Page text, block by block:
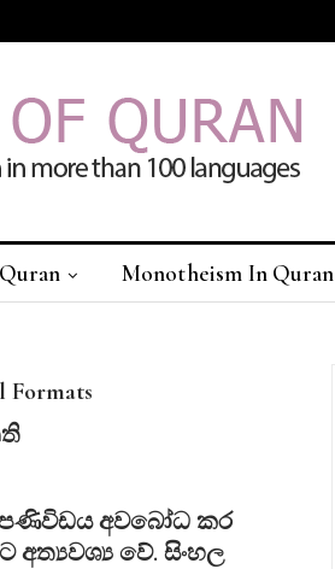
Monotheism In Quran
Formats
පණිවිඩය අවබෝධ කර
වේ. සිංහල